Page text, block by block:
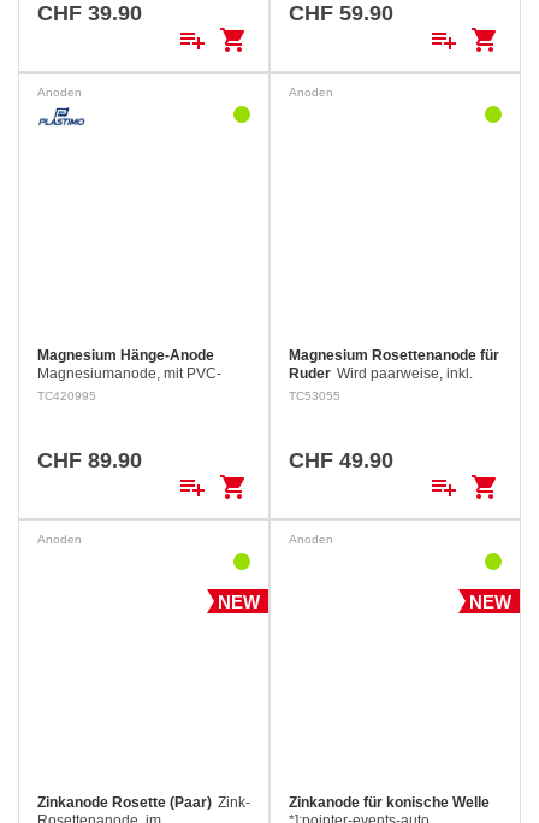
CHF 39.90
playlist_add shopping_cart
CHF 59.90
playlist_add shopping_cart
Anoden
Magnesium Hänge-Anode
Magnesiumanode, mit PVC-
ummanteltem Edelstahlkabel mit
behält.
TC420995
CHF 89.90
playlist_add shopping_cart
Anoden
Magnesium Rosettenanode für
Ruder Wird paarweise, inkl.
Schrauben geliefert.
TC53055
CHF 49.90
playlist_add shopping_cart
Anoden
NEW
Zinkanode Rosette (Paar) Zink-
Anoden
NEW
Zinkanode für konische Welle